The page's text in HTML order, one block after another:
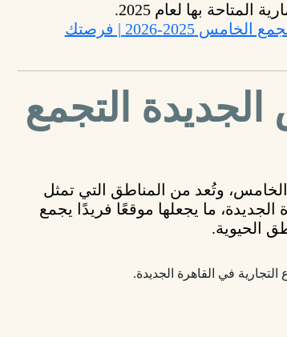
المتاحة بها لعام 2025.
Qawafil Developments - شقق بيت الوطن التجمع الخامس 2025-2026 | فرصتك
التجمع
الخامس، وتُعد من المناطق التي تمثل
الجديدة، ما يجعلها موقعًا فريدًا يجمع
الحيوية.
في القاهرة الجديدة.